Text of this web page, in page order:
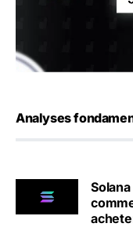
Analyses
Solana